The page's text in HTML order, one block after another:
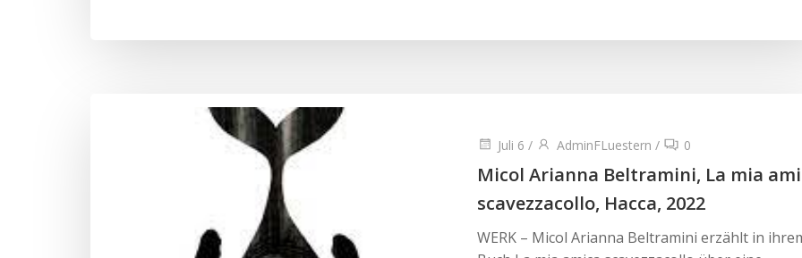
Juli 6 / AdminFLuestern / 0
Micol Arianna Beltramini, La mia
scavezzacollo, Hacca, 2022
WERK – Micol Arianna Beltramini erzählt in